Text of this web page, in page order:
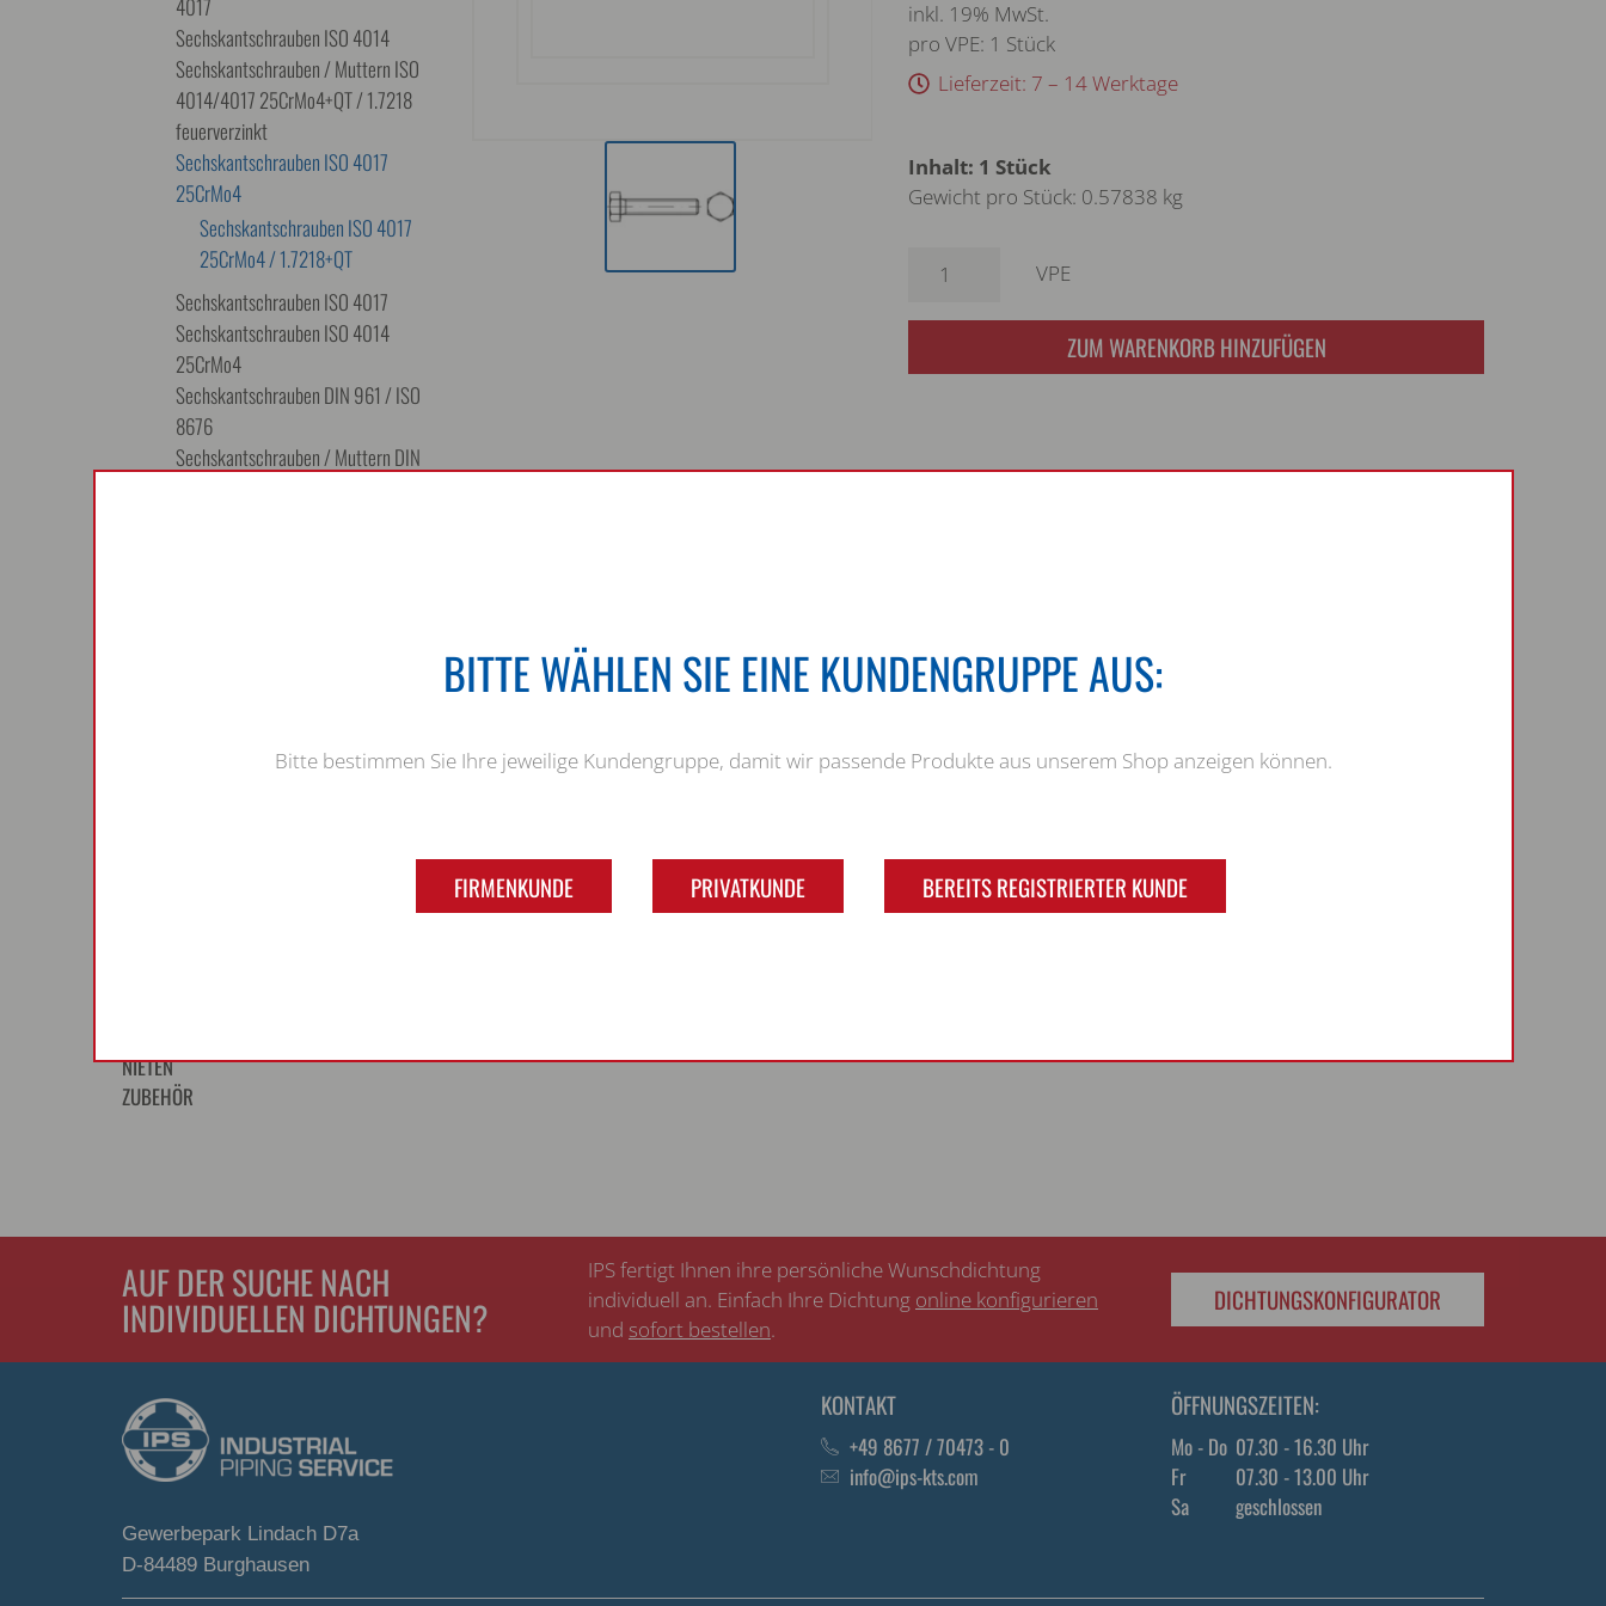
BITTE WÄHLEN SIE EINE KUNDENGRUPPE AUS:
Bitte bestimmen Sie Ihre jeweilige Kundengruppe, damit wir passende Produkte aus unserem Shop anzeigen können.
FIRMENKUNDE PRIVATKUNDE BEREITS REGISTRIERTER KUNDE
4017
Sechskantschrauben ISO 4014
Sechskantschrauben / Muttern ISO
4014/4017 25CrMo4+QT / 1.7218
feuerverzinkt
Sechskantschrauben ISO 4017
25CrMo4
Sechskantschrauben ISO 4017
25CrMo4 / 1.7218+QT
Sechskantschrauben ISO 4017
Sechskantschrauben ISO 4014
25CrMo4
Sechskantschrauben DIN 961 / ISO
8676
Sechskantschrauben / Muttern DIN
NIETEN
ZUBEHÖR
inkl. 19% MwSt.
pro VPE: 1 Stück
Lieferzeit: 7 – 14 Werktage
Inhalt: 1 Stück
Gewicht pro Stück: 0.57838 kg
VPE
ZUM WARENKORB HINZUFÜGEN
DETAILS
AUF DER SUCHE NACH
INDIVIDUELLEN DICHTUNGEN?
IPS fertigt Ihnen ihre persönliche Wunschdichtung
individuell an. Einfach Ihre Dichtung online konfigurieren
und sofort bestellen.
DICHTUNGSKONFIGURATOR
Gewerbepark Lindach D7a
D-84489 Burghausen
KONTAKT
+49 8677 / 70473 - 0
info@ips-kts.com
ÖFFNUNGSZEITEN:
Mo - Do 07.30 - 16.30 Uhr
Fr
07.30 - 13.00 Uhr
Sa
geschlossen